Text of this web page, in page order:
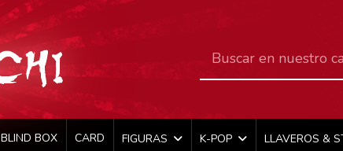
BLIND BOX CARD FIGURAS K-POP LLAVEROS &